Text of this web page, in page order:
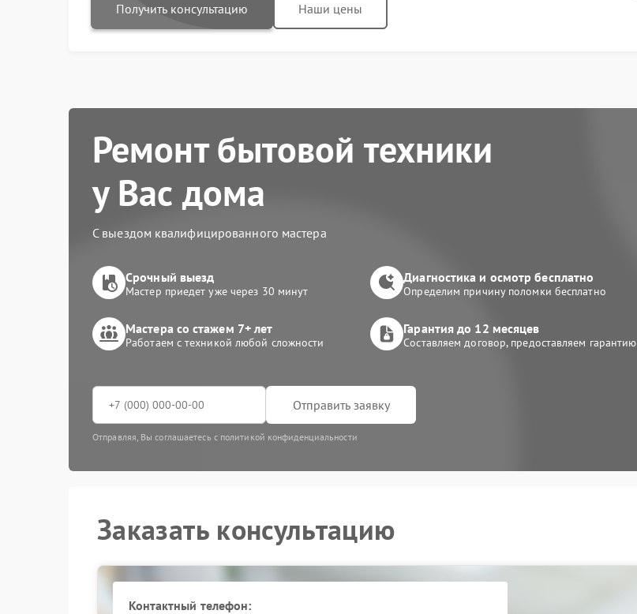
Получить консультацию Наши цены
Ремонт бытовой техники
у Вас дома
С выездом квалифицированного мастера
Срочный выезд
Мастер приедет уже через 30 минут
Диагностика и осмотр бесплатно
Определим причину поломки бесплатно
Мастера со стажем 7+ лет
Работаем с техникой любой сложности
Гарантия до 12 месяцев
Составляем договор, предоставляем гарантию
Отправить заявку
Отправляя, Вы соглашаетесь с политикой конфиденциальности
Заказать консультацию
Контактный телефон: